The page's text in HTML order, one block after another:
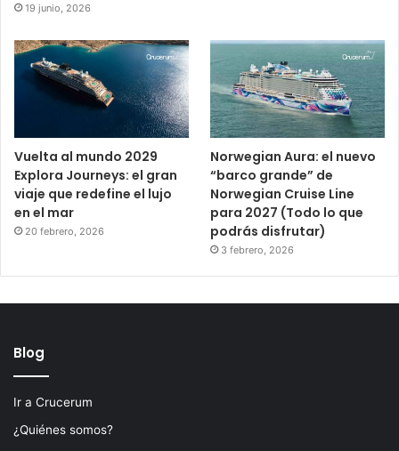
19 junio, 2026
Vuelta al mundo 2029
Explora Journeys: el gran
viaje que redefine el lujo
en el mar
20 febrero, 2026
Norwegian Aura: el nuevo
“barco grande” de
Norwegian Cruise Line
para 2027 (Todo lo que
podrás disfrutar)
3 febrero, 2026
Blog
Ir a Crucerum
¿Quiénes somos?